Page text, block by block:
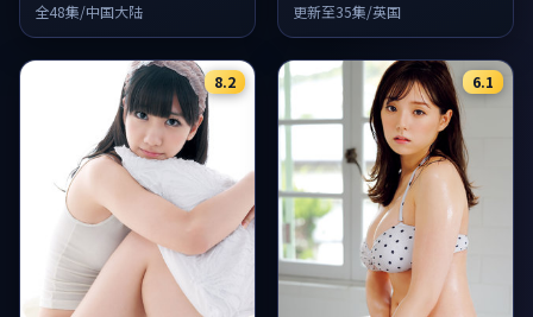
全48集/中国大陆 更新至35集/英国
8.2 6.1